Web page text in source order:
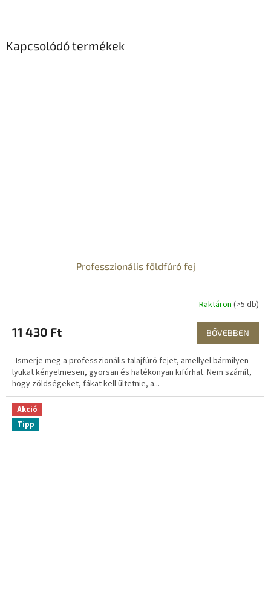
Kapcsolódó termékek
Professzionális földfúró fej
Raktáron (>5 db)
11 430 Ft BŐVEBBEN
Ismerje meg a professzionális talajfúró fejet, amellyel bármilyen
lyukat kényelmesen, gyorsan és hatékonyan kifúrhat. Nem számít,
hogy zöldségeket, fákat kell ültetnie, a...
Akció
Tipp